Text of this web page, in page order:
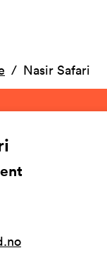
Nasir Safari